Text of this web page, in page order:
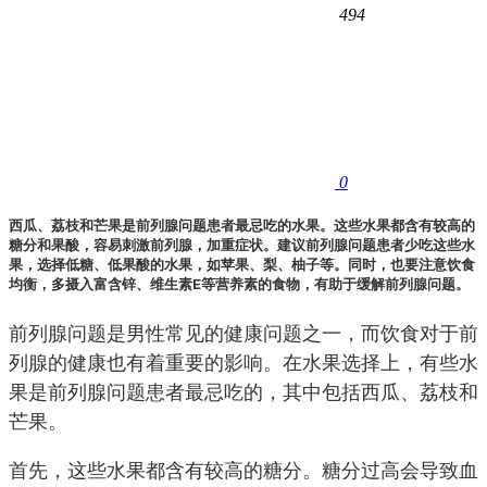
494
0
西瓜、荔枝和芒果是前列腺问题患者最忌吃的水果。这些水果都含有较高的
糖分和果酸，容易刺激前列腺，加重症状。建议前列腺问题患者少吃这些水
果，选择低糖、低果酸的水果，如苹果、梨、柚子等。同时，也要注意饮食
均衡，多摄入富含锌、维生素E等营养素的食物，有助于缓解前列腺问题。
前列腺问题是男性常见的健康问题之一，而饮食对于前
列腺的健康也有着重要的影响。在水果选择上，有些水
果是前列腺问题患者最忌吃的，其中包括西瓜、荔枝和
芒果。
首先，这些水果都含有较高的糖分。糖分过高会导致血